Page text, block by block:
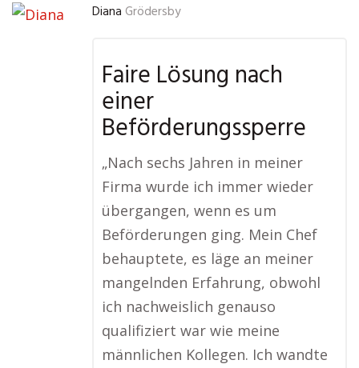
Diana Grödersby
Faire Lösung nach
einer
Beförderungssperre
„Nach sechs Jahren in meiner
Firma wurde ich immer wieder
übergangen, wenn es um
Beförderungen ging. Mein Chef
behauptete, es läge an meiner
mangelnden Erfahrung, obwohl
ich nachweislich genauso
qualifiziert war wie meine
männlichen Kollegen. Ich wandte